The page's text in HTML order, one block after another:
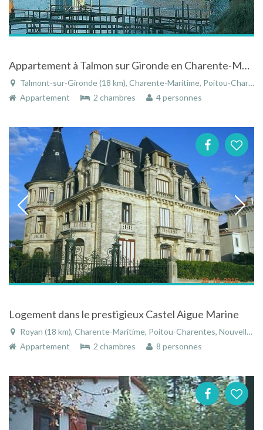
Appartement à Talmon sur Gironde en Charente-Maritime en Poitou-Charentes avec vue sur mer
Talmont-sur-Gironde (18 km), Charente-Maritime, Poitou-Charentes, Nouvelle-Aquitaine, France
Appartement
2 chambres 4 personnes
Logement dans le prestigieux Castel Aigue Marine
Royan (18 km), Charente-Maritime, Poitou-Charentes, Nouvelle-Aquitaine, France
Appartement
2 chambres 8 personnes